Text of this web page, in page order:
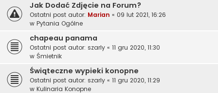
Jak Dodać Zdjęcie na Forum?
Ostatni post autor: Marian « 09 lut 2021, 16:26
w Pytania Ogólne
chapeau panama
Ostatni post autor: szarly « 11 gru 2020, 11:30
w Śmietnik
Świąteczne wypieki konopne
Ostatni post autor: szarly « 11 gru 2020, 11:29
w Kulinaria Konopne